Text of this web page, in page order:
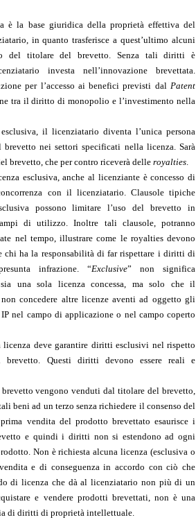
è la base giuridica della proprietà effettiva del
in quanto trasferisce a quest’ultimo alcuni
del titolare del brevetto. Senza tali diritti è
investa nell’innovazione brevettata.
per l’accesso ai benefici previsti dalPatent
tra il diritto di monopolio e l’investimento nella
il licenziatario diventa l’unica persona
brevetto nei settori specificati nella licenza. Sarà
brevetto, che per contro riceverà delle royalties.
esclusiva, anche al licenziante è concesso di
con il licenziatario. Clausole tipiche
possono limitare l’uso del brevetto in
di utilizzo. Inoltre tali clausole, potranno
nel tempo, illustrare come le royalties devono
chi ha la responsabilità di far rispettare i diritti di
infrazione. “Exclusive” non significa
sia una sola licenza concessa, ma solo che il
concedere altre licenze aventi ad oggetto gli
nel campo di applicazione o nel campo coperto
licenza deve garantire diritti esclusivi nel rispetto
Questi diritti devono essere reali e
vengono venduti dal titolare del brevetto,
beni ad un terzo senza richiedere il consenso del
vendita del prodotto brevettato esaurisce i
e quindi i diritti non si estendono ad ogni
Non è richiesta alcuna licenza (esclusiva o
e di conseguenza in accordo con ciò che
di licenza che dà al licenziatario non più di un
e vendere prodotti brevettati, non è una
di diritti di proprietà intellettuale.